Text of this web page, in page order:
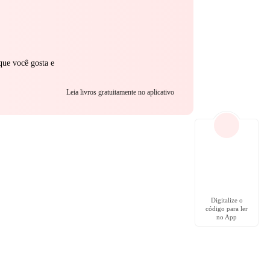
você gosta e
Leia livros gratuitamente no aplicativo
Digitalize o
código para ler
no App